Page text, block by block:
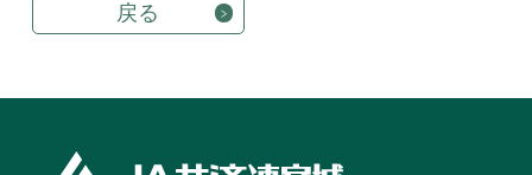
戻る